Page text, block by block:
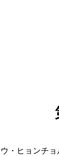
・ヒョンチ